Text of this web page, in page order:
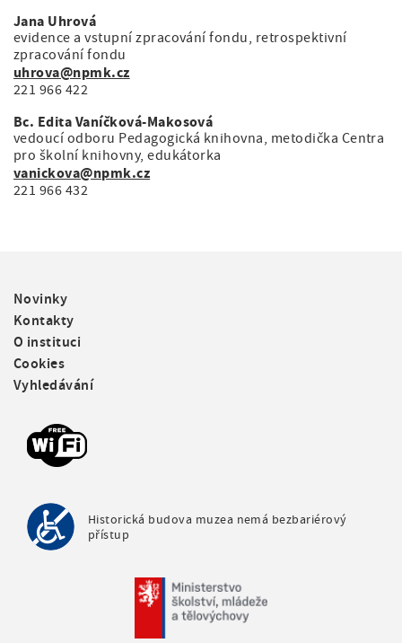
Jana Uhrová
evidence a vstupní zpracování fondu, retrospektivní
zpracování fondu
uhrova@npmk.cz
221 966 422
Bc. Edita Vaníčková-Makosová
vedoucí odboru Pedagogická knihovna, metodička Centra
pro školní knihovny, edukátorka
vanickova@npmk.cz
221 966 432
F
o
o
t
e
r
Novinky
Kontakty
O instituci
Cookies
Vyhledávání
Historická budova muzea nemá bezbariérový
přístup